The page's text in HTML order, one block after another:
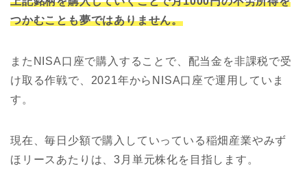
つかむことも夢ではありません。
またNISA口座で購入することで、配当金を非課税で受
け取る作戦で、2021年からNISA口座で運用していま
す。
現在、毎日少額で購入していっている稲畑産業やみず
ほリースあたりは、3月単元株化を目指します。